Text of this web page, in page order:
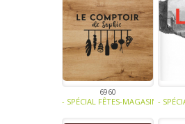
6960
- SPÉCIAL FÊTES-MAGASINS ET
-